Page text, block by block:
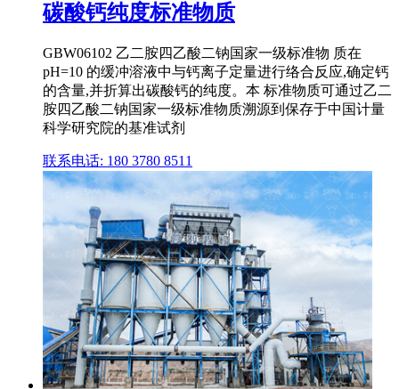
碳酸钙纯度标准物质
GBW06102 乙二胺四乙酸二钠国家一级标准物 质在
pH=10 的缓冲溶液中与钙离子定量进行络合反应,确定钙
的含量,并折算出碳酸钙的纯度。本 标准物质可通过乙二
胺四乙酸二钠国家一级标准物质溯源到保存于中国计量
科学研究院的基准试剂
联系电话: 180 3780 8511